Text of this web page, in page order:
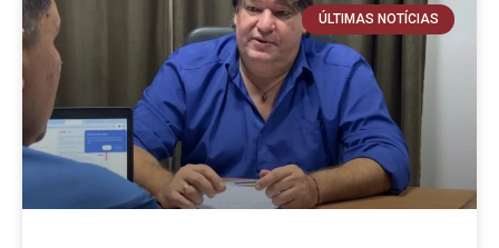
ÚLTIMAS NOTÍCIAS